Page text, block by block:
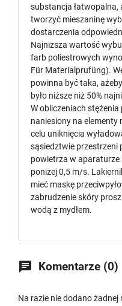
substancja łatwopalna,
tworzyć mieszaninę
dostarczenia
Najniższa wartość
farb poliestrowych
Für Materialprufüng).
powinna być taka,
było niższe niż 50%
W obliczeniach
naniesiony na elementy
celu uniknięcia
sąsiedztwie przestrzeni
powietrza w aparaturze
poniżej 0,5 m/s.
mieć maskę
zabrudzenie skóry
wodą z mydłem.
 Komentarze (0)
Na razie nie dodano żadnej